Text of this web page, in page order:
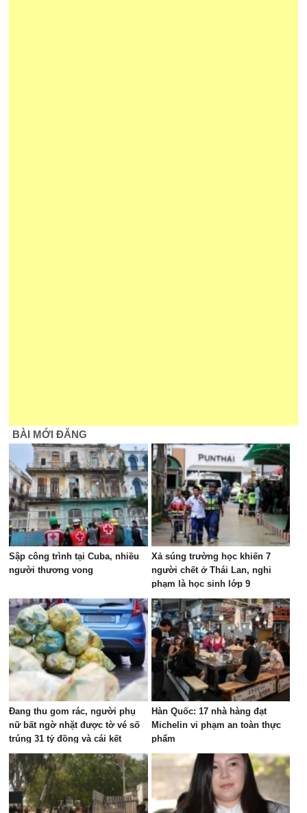
BÀI MỚI ĐĂNG
Sập công trình tại Cuba, nhiều
người thương vong
Xả súng trường học khiến 7
người chết ở Thái Lan, nghi
phạm là học sinh lớp 9
Đang thu gom rác, người phụ
nữ bất ngờ nhặt được tờ vé số
trúng 31 tỷ đồng và cái kết
Hàn Quốc: 17 nhà hàng đạt
Michelin vi phạm an toàn thực
phẩm